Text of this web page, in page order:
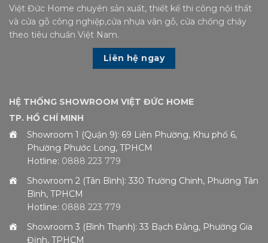
Việt Đức Home chuyên sản xuất, thiết kế thi công nội thất
và cửa gỗ công nghiệp,cửa nhựa vân gỗ, cửa chống cháy
theo tiêu chuẩn Việt Nam.
Liên hệ ngay
HỆ THỐNG SHOWROOM VIỆT ĐỨC HOME
TP. HỒ CHÍ MINH
Showroom 1 (Quận 9): 69 Liên Phường, Khu phố 6,
Phường Phước Long, TPHCM
Hotline: 0888 223 779
Showroom 2 (Tân Bình): 330 Trường Chinh, Phường Tân
Bình, TPHCM
Hotline: 0888 223 779
Showroom 3 (Bình Thạnh): 33 Bạch Đằng, Phường Gia
Định, TPHCM